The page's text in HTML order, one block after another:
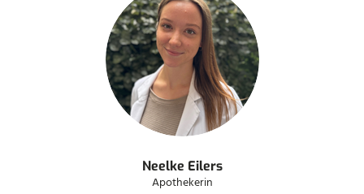
Neelke Eilers
Apothekerin